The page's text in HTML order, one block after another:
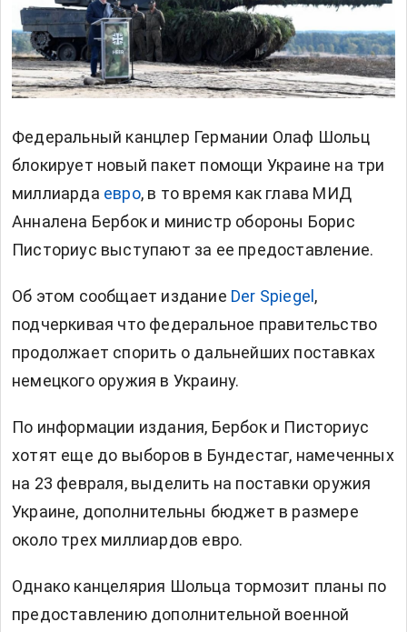
Федеральный канцлер Германии Олаф Шольц
блокирует новый пакет помощи Украине на три
миллиарда евро, в то время как глава МИД
Анналена Бербок и министр обороны Борис
Писториус выступают за ее предоставление.
Об этом сообщает издание Der Spiegel ,
подчеркивая что федеральное правительство
продолжает спорить о дальнейших поставках
немецкого оружия в Украину.
По информации издания, Бербок и Писториус
хотят еще до выборов в Бундестаг, намеченных
на 23 февраля, выделить на поставки оружия
Украине, дополнительны бюджет в размере
около трех миллиардов евро.
Однако канцелярия Шольца тормозит планы по
предоставлению дополнительной военной